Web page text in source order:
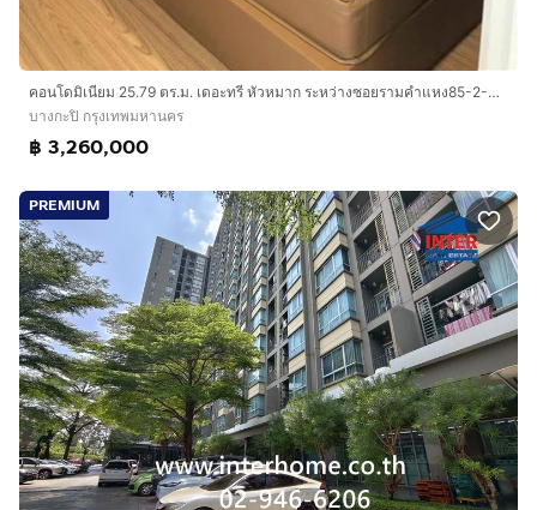
คอนโดมิเนียม 25.79 ตร.ม. เดอะทรี หัวหมาก ระหว่างซอยรามคำแหง85-2-ซอย87 ถนนรามคำแหง ถนนเสรีไทย เขตบางกะปิ กรุงเทพมหานคร
บางกะปิ กรุงเทพมหานคร
฿ 3,260,000
PREMIUM